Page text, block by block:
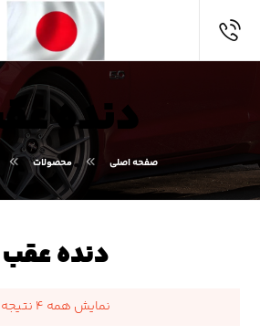
دنده
صفحه اصلی محصولات
دنده عقب
نمایش همه ۴ نتیجه